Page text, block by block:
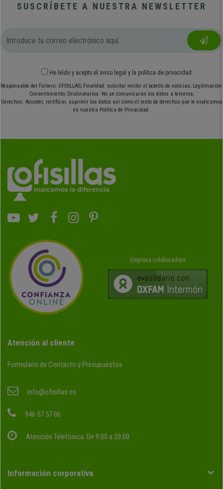
SUSCRÍBETE A NUESTRA NEWSLETTER
He leído y acepto el aviso legal y la política de privacidad
Responsable del Fichero: OFISILLAS; Finalidad: solicitar recibir el boletín de noticias; Legitimación:
Consentimiento; Destinatarios: No se comunicarán los datos a terceros;
Derechos: Acceder, rectificar, suprimir los datos así como el resto de derechos que le explicamos
en nuestra Política de Privacidad.
Empresa colaboradora
Atención al cliente
Formulario de Contacto y Presupuestos
info@ofisillas.es
946 57 57 06
Atención Telefónica: De 9:00 a 20:00
Información corporativa